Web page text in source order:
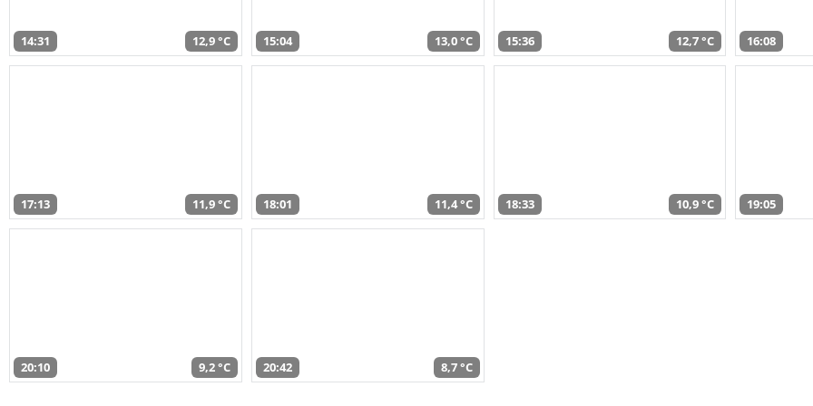
14:31 12,9 °C 15:04 13,0 °C 15:36 12,7 °C 16:08
17:13 11,9 °C 18:01 11,4 °C 18:33 10,9 °C 19:05
20:10 9,2 °C 20:42 8,7 °C